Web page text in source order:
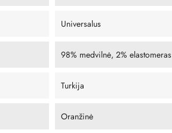
Universalus
98% medvilnė, 2% elastomeras
Turkija
Oranžinė